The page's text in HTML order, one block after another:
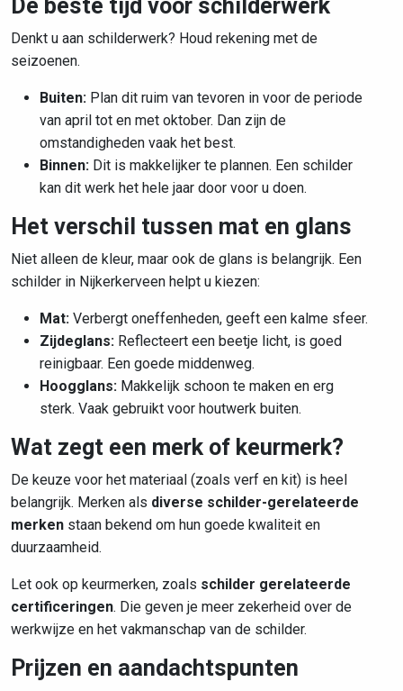
De beste tijd voor schilderwerk
Denkt u aan schilderwerk? Houd rekening met de
seizoenen.
Buiten: Plan dit ruim van tevoren in voor de periode
van april tot en met oktober. Dan zijn de
omstandigheden vaak het best.
Binnen: Dit is makkelijker te plannen. Een schilder
kan dit werk het hele jaar door voor u doen.
Het verschil tussen mat en glans
Niet alleen de kleur, maar ook de glans is belangrijk. Een
schilder in Nijkerkerveen helpt u kiezen:
Mat: Verbergt oneffenheden, geeft een kalme sfeer.
Zijdeglans: Reflecteert een beetje licht, is goed
reinigbaar. Een goede middenweg.
Hoogglans: Makkelijk schoon te maken en erg
sterk. Vaak gebruikt voor houtwerk buiten.
Wat zegt een merk of keurmerk?
De keuze voor het materiaal (zoals verf en kit) is heel
belangrijk. Merken als diverse schilder-gerelateerde
merken staan bekend om hun goede kwaliteit en
duurzaamheid.
Let ook op keurmerken, zoals schilder gerelateerde
certificeringen. Die geven je meer zekerheid over de
werkwijze en het vakmanschap van de schilder.
Prijzen en aandachtspunten